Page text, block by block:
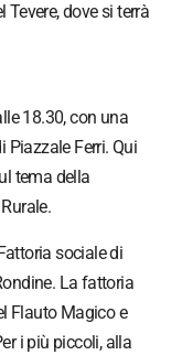
Tevere, dove si terrà
18.30, con una
Ferri. Qui
tema della
sociale di
La fattoria
Flauto Magico e
i più piccoli, alla